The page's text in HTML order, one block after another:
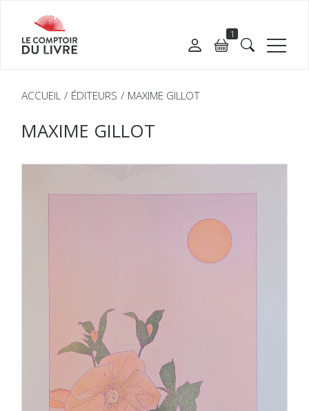
1
ACCUEIL ÉDITEURS MAXIME GILLOT
MAXIME GILLOT